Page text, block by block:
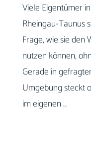
Viele Eigentümer
Rheingau-Taunus
Frage, wie sie den
nutzen können,
Gerade in
Umgebung steckt
im eigenen …